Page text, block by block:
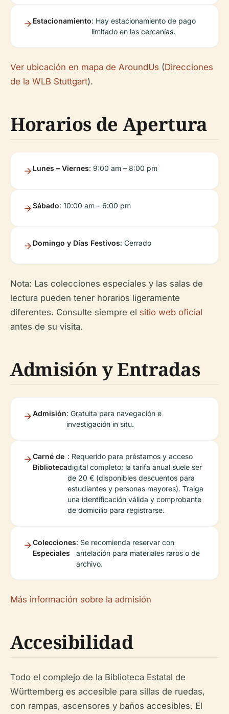
Estacionamiento: Hay estacionamiento de pago
limitado en las cercanías.
Ver ubicación en mapa de AroundUs (Direcciones
de la WLB Stuttgart).
Horarios de Apertura
Lunes – Viernes: 9:00 am – 8:00 pm
Sábado: 10:00 am – 6:00 pm
Domingo y Días Festivos: Cerrado
Nota: Las colecciones especiales y las salas de
lectura pueden tener horarios ligeramente
diferentes. Consulte siempre el sitio web oficial
antes de su visita.
Admisión y Entradas
Admisión: Gratuita para navegación e
investigación in situ.
Carné de
Biblioteca
: Requerido para préstamos y acceso
digital completo; la tarifa anual suele ser
de 20 € (disponibles descuentos para
estudiantes y personas mayores). Traiga
una identificación válida y comprobante
de domicilio para registrarse.
Colecciones
Especiales
: Se recomienda reservar con
antelación para materiales raros o de
archivo.
Más información sobre la admisión
Accesibilidad
Todo el complejo de la Biblioteca Estatal de
Württemberg es accesible para sillas de ruedas,
con rampas, ascensores y baños accesibles. El